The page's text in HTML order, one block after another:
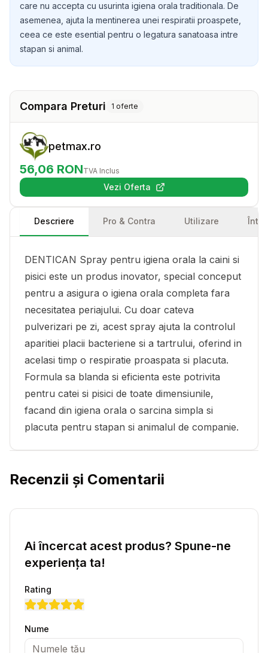
care nu accepta cu usurinta igiena orala traditionala. De
asemenea, ajuta la mentinerea unei respiratii proaspete,
ceea ce este esential pentru o legatura sanatoasa intre
stapan si animal.
Compara Preturi 1 oferte
petmax.ro
56,06 RONTVA Inclus
Vezi Oferta(se deschide într-o filă nouă)
Descriere Pro & Contra Utilizare
DENTICAN Spray pentru igiena orala la caini si
pisici este un produs inovator, special conceput
pentru a asigura o igiena orala completa fara
necesitatea periajului. Cu doar cateva
pulverizari pe zi, acest spray ajuta la controlul
aparitiei placii bacteriene si a tartrului, oferind in
acelasi timp o respiratie proaspata si placuta.
Formula sa blanda si eficienta este potrivita
pentru catei si pisici de toate dimensiunile,
facand din igiena orala o sarcina simpla si
placuta pentru stapan si animalul de companie.
Recenzii și Comentarii
Ai încercat acest produs? Spune-ne
experiența ta!
Rating
Nume